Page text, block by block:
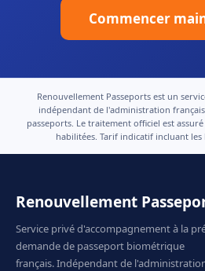
Commencer
Renouvellement Passeports est un
indépendant de l'administration
passeports. Le traitement officiel est
habilitées. Tarif indicatif incluant
Renouvellement
Service privé d'accompagnement à la
demande de passeport biométrique
français. Indépendant de